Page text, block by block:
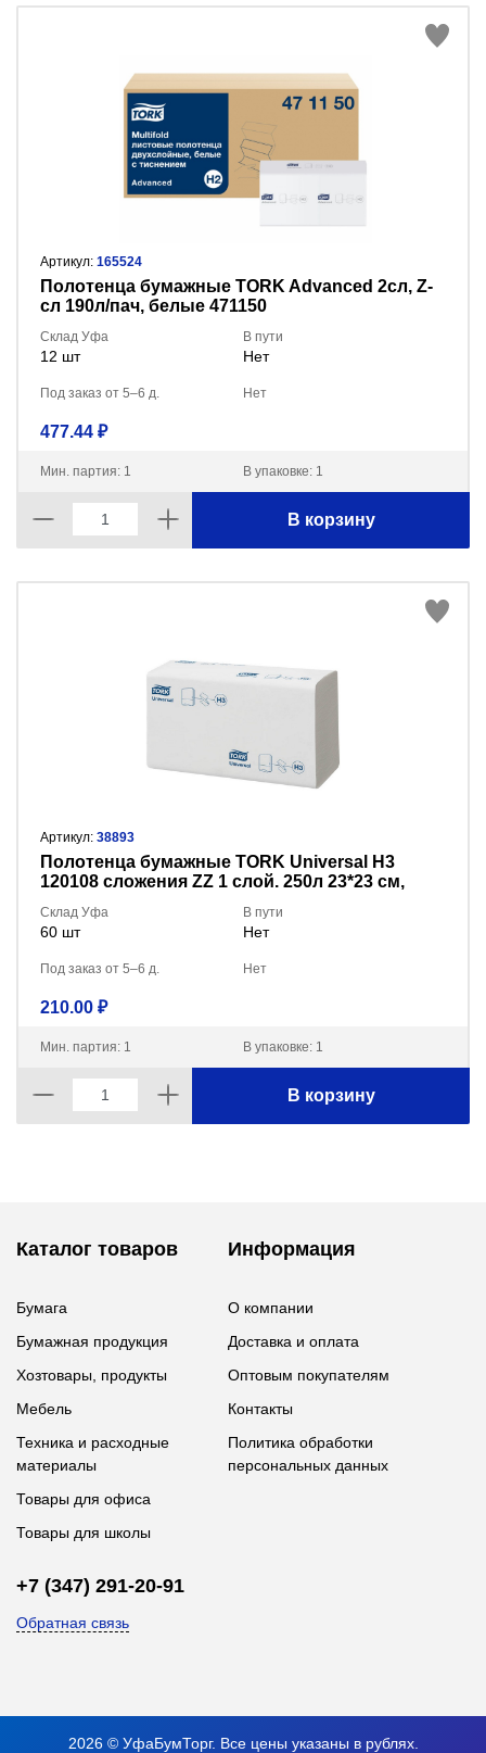
Артикул: 165524
Полотенца бумажные TORK Advanced 2сл, Z-
сл 190л/пач, белые 471150
Склад Уфа
12 шт
В пути
Нет
Под заказ от 5–6 д. Нет
477.44 ₽
Мин. партия: 1 В упаковке: 1
В корзину
Артикул: 38893
Полотенца бумажные TORK Universal H3
120108 сложения ZZ 1 слой. 250л 23*23 см,
Склад Уфа
60 шт
В пути
Нет
Под заказ от 5–6 д. Нет
210.00 ₽
Мин. партия: 1 В упаковке: 1
В корзину
Каталог товаров
Бумага
Бумажная продукция
Хозтовары, продукты
Мебель
Техника и расходные
материалы
Товары для офиса
Товары для школы
Информация
О компании
Доставка и оплата
Оптовым покупателям
Контакты
Политика обработки
персональных данных
+7 (347) 291-20-91
Обратная связь
2026 © УфаБумТорг. Все цены указаны в рублях.